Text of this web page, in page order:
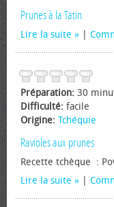
Prunes à la Tatin
Lire la suite
Préparation: 30
Difficulté: facile
Origine: Tchéquie
Ravioles aux prunes
Recette tchèque :
Lire la suite